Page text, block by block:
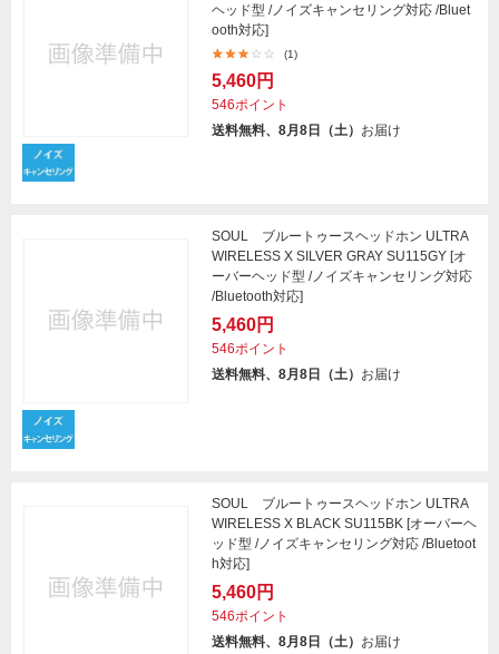
ヘッド型 /ノイズキャンセリング対応 /Bluet
ooth対応]
(1)
5,460円
546ポイント
送料無料、8月8日（土） お届け
SOUL ブルートゥースヘッドホン ULTRA
WIRELESS X SILVER GRAY SU115GY [オ
ーバーヘッド型 /ノイズキャンセリング対応
/Bluetooth対応]
5,460円
546ポイント
送料無料、8月8日（土） お届け
SOUL ブルートゥースヘッドホン ULTRA
WIRELESS X BLACK SU115BK [オーバーヘ
ッド型 /ノイズキャンセリング対応 /Bluetoot
h対応]
5,460円
546ポイント
送料無料、8月8日（土） お届け